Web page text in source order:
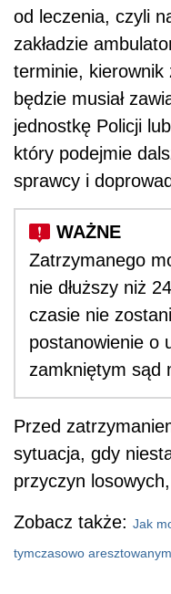
od leczenia, czyli
zakładzie
terminie, kierownik
będzie musiał
jednostkę Policji
który podejmie
sprawcy i
Zatrzymanego
nie dłuższy niż
czasie nie
postanowienie o
zamkniętym sąd
Przed
sytuacja, gdy
przyczyn
Zobacz także: Jak
tymczasowo aresztowanym